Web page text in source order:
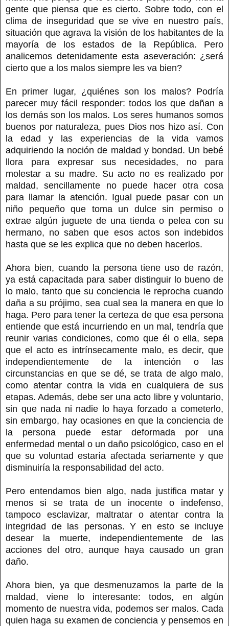
gente que piensa que es cierto. Sobre todo, con el
clima de inseguridad que se vive en nuestro país,
situación que agrava la visión de los habitantes de la
mayoría de los estados de la República. Pero
analicemos detenidamente esta aseveración: ¿será
cierto que a los malos siempre les va bien?
En primer lugar, ¿quiénes son los malos? Podría
parecer muy fácil responder: todos los que dañan a
los demás son los malos. Los seres humanos somos
buenos por naturaleza, pues Dios nos hizo así. Con
la edad y las experiencias de la vida vamos
adquiriendo la noción de maldad y bondad. Un bebé
llora para expresar sus necesidades, no para
molestar a su madre. Su acto no es realizado por
maldad, sencillamente no puede hacer otra cosa
para llamar la atención. Igual puede pasar con un
niño pequeño que toma un dulce sin permiso o
extrae algún juguete de una tienda o pelea con su
hermano, no saben que esos actos son indebidos
hasta que se les explica que no deben hacerlos.
Ahora bien, cuando la persona tiene uso de razón,
ya está capacitada para saber distinguir lo bueno de
lo malo, tanto que su conciencia le reprocha cuando
daña a su prójimo, sea cual sea la manera en que lo
haga. Pero para tener la certeza de que esa persona
entiende que está incurriendo en un mal, tendría que
reunir varias condiciones, como que él o ella, sepa
que el acto es intrínsecamente malo, es decir, que
independientemente de la intención o las
circunstancias en que se dé, se trata de algo malo,
como atentar contra la vida en cualquiera de sus
etapas. Además, debe ser una acto libre y voluntario,
sin que nada ni nadie lo haya forzado a cometerlo,
sin embargo, hay ocasiones en que la conciencia de
la persona puede estar deformada por una
enfermedad mental o un daño psicológico, caso en el
que su voluntad estaría afectada seriamente y que
disminuiría la responsabilidad del acto.
Pero entendamos bien algo, nada justifica matar y
menos si se trata de un inocente o indefenso,
tampoco esclavizar, maltratar o atentar contra la
integridad de las personas. Y en esto se incluye
desear la muerte, independientemente de las
acciones del otro, aunque haya causado un gran
daño.
Ahora bien, ya que desmenuzamos la parte de la
maldad, viene lo interesante: todos, en algún
momento de nuestra vida, podemos ser malos. Cada
quien haga su examen de conciencia y pensemos en